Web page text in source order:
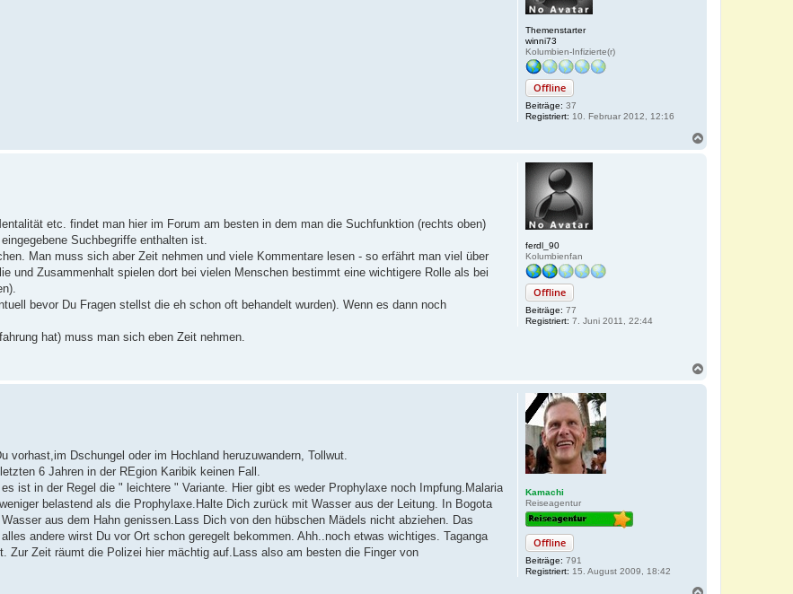
Themenstarter
winni73
Kolumbien-Infizierte(r)
Offline
Beiträge: 37
Registriert: 10. Februar 2012, 12:16
ferdl_90
Kolumbienfan
Offline
Beiträge: 77
Registriert: 7. Juni 2011, 22:44
etc. findet man hier im Forum am besten in dem man die Suchfunktion (rechts oben)
Suchbegriffe enthalten ist.
Man muss sich aber Zeit nehmen und viele Kommentare lesen - so erfährt man viel über
und Zusammenhalt spielen dort bei vielen Menschen bestimmt eine wichtigere Rolle als bei
bevor Du Fragen stellst die eh schon oft behandelt wurden). Wenn es dann noch
hat) muss man sich eben Zeit nehmen.
Kamachi
Reiseagentur
Offline
Beiträge: 791
Registriert: 15. August 2009, 18:42
Dschungel oder im Hochland heruzuwandern, Tollwut.
6 Jahren in der REgion Karibik keinen Fall.
ist in der Regel die " leichtere " Variante. Hier gibt es weder Prophylaxe noch Impfung.Malaria
belastend als die Prophylaxe.Halte Dich zurück mit Wasser aus der Leitung. In Bogota
aus dem Hahn genissen.Lass Dich von den hübschen Mädels nicht abziehen. Das
andere wirst Du vor Ort schon geregelt bekommen. Ahh..noch etwas wichtiges. Taganga
Zur Zeit räumt die Polizei hier mächtig auf.Lass also am besten die Finger von